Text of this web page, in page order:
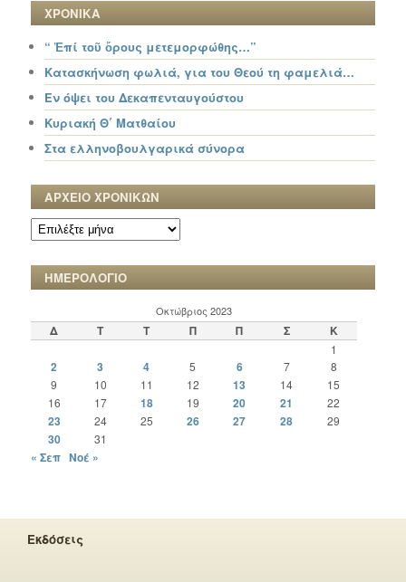
ΧΡΟΝΙΚΑ
“ Ἐπί τοῦ ὄρους μετεμορφώθης…”
Κατασκήνωση φωλιά, για του Θεού τη φαμελιά…
Εν όψει του Δεκαπενταυγούστου
Κυριακή Θ΄ Ματθαίου
Στα ελληνοβουλγαρικά σύνορα
ΑΡΧΕΙΟ ΧΡΟΝΙΚΩΝ
ΑΡΧΕΙΟ
ΧΡΟΝΙΚΩΝ
ΗΜΕΡΟΛΟΓΙΟ
Οκτώβριος 2023
Δ Τ Τ Π Π Σ Κ
1
2 3 4 5 6 7
8
9
10 11 12 13 14
15
16
17 18 19 20 21 22
23 24 25 26 27 28 29
30 31
« Σεπ Νοέ »
Εκδόσεις